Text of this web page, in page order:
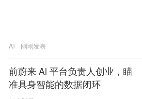
AI 刚刚发表
前蔚来 AI 平台负责人创业，瞄
准具身智能的数据闭环